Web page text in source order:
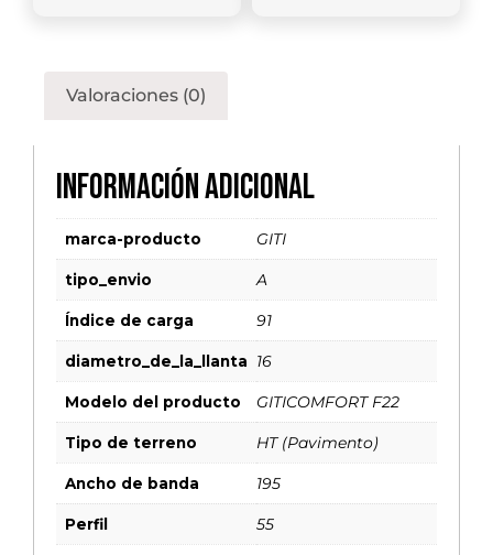
Valoraciones (0)
Información adicional
marca-producto GITI
tipo_envio A
Índice de carga 91
diametro_de_la_llanta 16
Modelo del producto GITICOMFORT F22
Tipo de terreno HT (Pavimento)
Ancho de banda 195
Perfil 55